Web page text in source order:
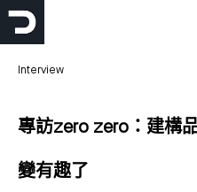
跳
Interview
專訪zero zero：建構
變有趣了